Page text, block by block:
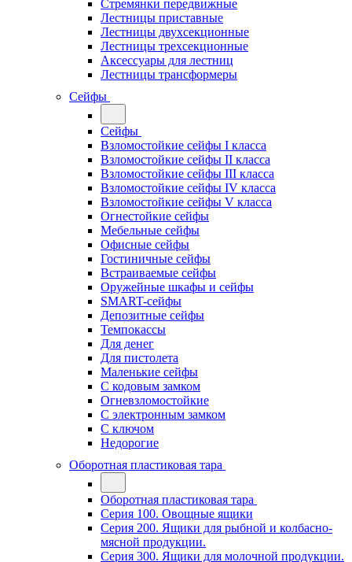
Стремянки передвижные
Лестницы приставные
Лестницы двухсекционные
Лестницы трехсекционные
Аксессуары для лестниц
Лестницы трансформеры
Сейфы
Сейфы
Взломостойкие сейфы I класса
Взломостойкие сейфы II класса
Взломостойкие сейфы III класса
Взломостойкие сейфы IV класса
Взломостойкие сейфы V класса
Огнестойкие сейфы
Мебельные сейфы
Офисные сейфы
Гостиничные сейфы
Встраиваемые сейфы
Оружейные шкафы и сейфы
SMART-сейфы
Депозитные сейфы
Темпокассы
Для денег
Для пистолета
Маленькие сейфы
С кодовым замком
Огневзломостойкие
С электронным замком
С ключом
Недорогие
Оборотная пластиковая тара
Оборотная пластиковая тара
Серия 100. Овощные ящики
Серия 200. Ящики для рыбной и колбасно-
мясной продукции.
Серия 300. Ящики для молочной продукции.